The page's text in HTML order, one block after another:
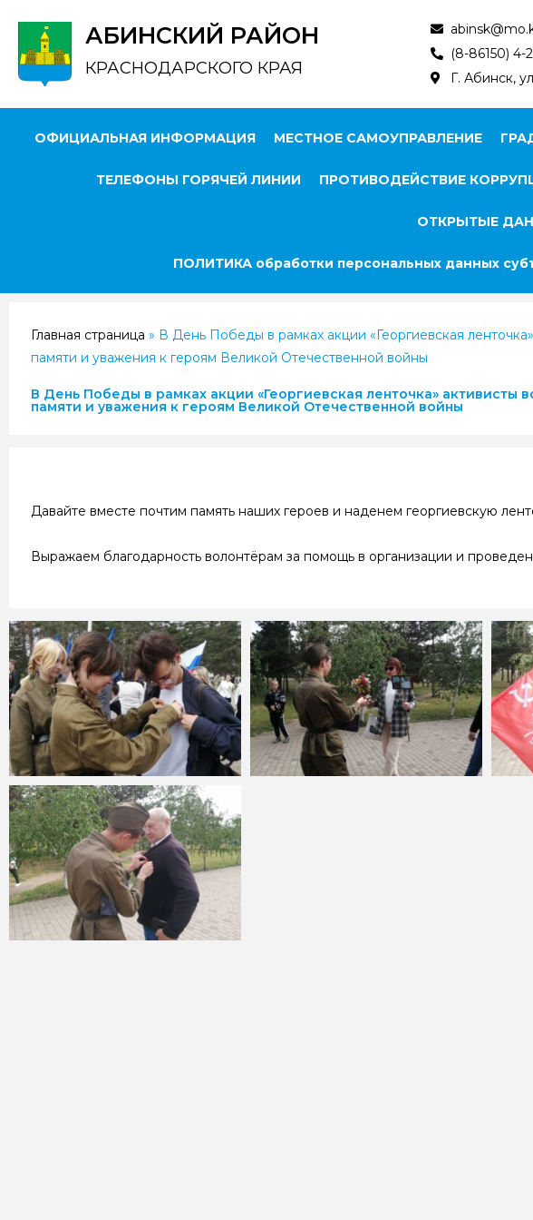
АБИНСКИЙ РАЙОН
КРАСНОДАРСКОГО КРАЯ
(8-86150) 4-
Г. Абинск,
ОФИЦИАЛЬНАЯ ИНФОРМАЦИЯ МЕСТНОЕ САМОУПРАВЛЕНИЕ
ТЕЛЕФОНЫ ГОРЯЧЕЙ ЛИНИИ ПРОТИВОДЕЙСТВИЕ
ОТКРЫТЫЕ
ПОЛИТИКА обработки персональных данных
Главная страница » В День Победы в рамках акции «Георгиевская
памяти и уважения к героям Великой Отечественной войны
В День Победы в рамках акции «Георгиевская ленточка» активисты
памяти и уважения к героям Великой Отечественной войны
Давайте вместе почтим память наших героев и наденем георгиевскую
Выражаем благодарность волонтёрам за помощь в организации и